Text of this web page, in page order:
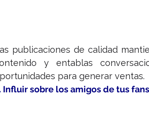
publicaciones de calidad
y entablas
para generar ventas.
Influir sobre los amigos de tus